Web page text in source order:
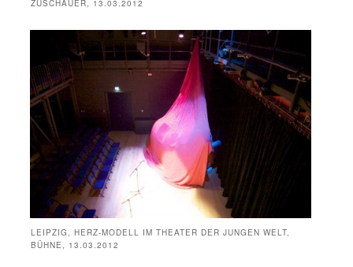
ZUSCHAUER, 13.03.2012
LEIPZIG, HERZ-MODELL IM THEATER DER JUNGEN WELT,
BÜHNE, 13.03.2012